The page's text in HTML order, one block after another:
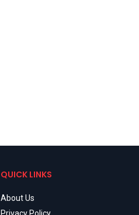
QUICK LINKS
About Us